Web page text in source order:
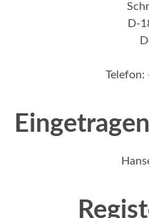
D-
Telefon: